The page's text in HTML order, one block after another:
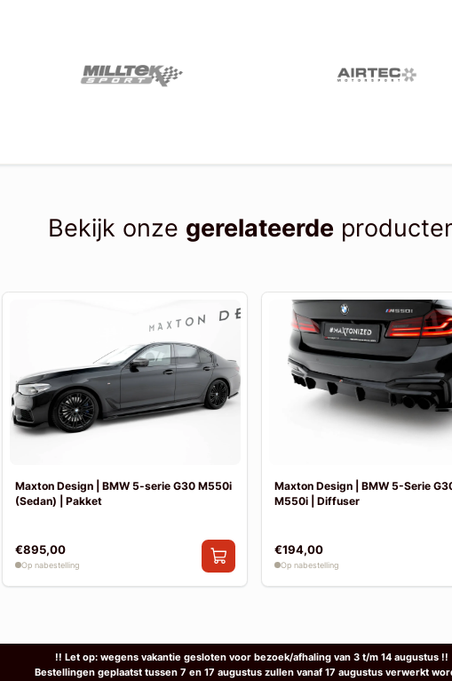
Bekijk onze gerelateerde
Maxton Design | BMW 5-serie G30 M550i
(Sedan) | Pakket
€895,00
Op nabestelling
Maxton Design | BMW 5-Serie
M550i | Diffuser
€194,00
Op nabestelling
!! Let op: wegens vakantie gesloten voor bezoek/afhaling van 3 t/m 14 augustus !!
Bestellingen geplaatst tussen 7 en 17 augustus zullen vanaf 17 augustus verwerkt